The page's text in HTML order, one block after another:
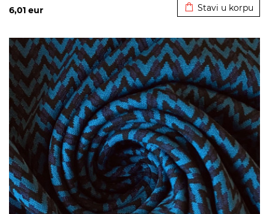
6,01 eur Stavi u korpu